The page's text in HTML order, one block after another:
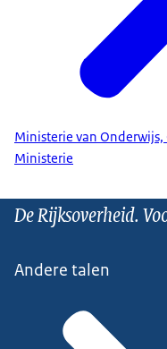
Ministerie van Onderwijs,
Ministerie
De Rijksoverheid.
Andere talen